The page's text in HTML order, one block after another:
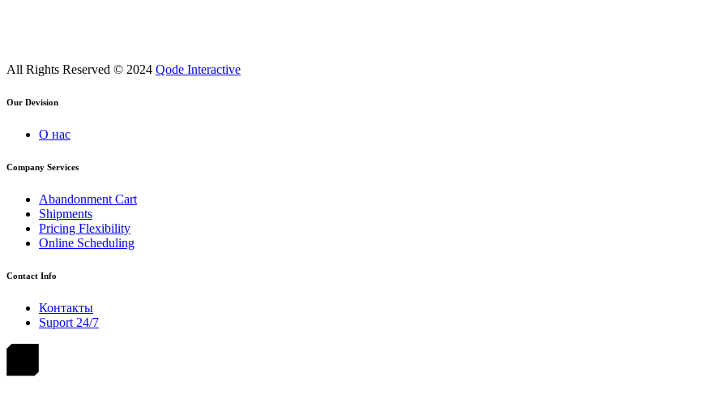
All Rights Reserved © 2024 Qode Interactive
Our Devision
О нас
Company Services
Abandonment Cart
Shipments
Pricing Flexibility
Online Scheduling
Contact Info
Контакты
Suport 24/7